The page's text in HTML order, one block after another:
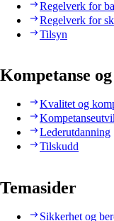
Regelverk for
Regelverk for
Tilsyn
Kompetanse
Kvalitet og
Lederutdanning
Tilskudd
Temasider
Sikkerhet og